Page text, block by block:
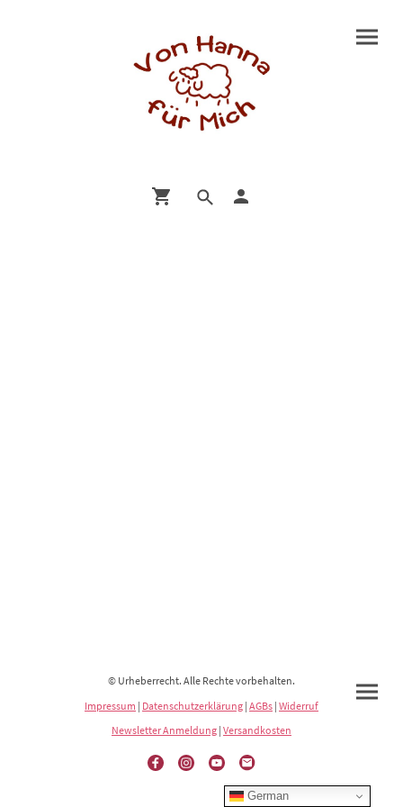
© Urheberrecht. Alle Rechte vorbehalten.
Impressum | Datenschutzerklärung | AGBs | Widerruf
Newsletter Anmeldung | Versandkosten
German